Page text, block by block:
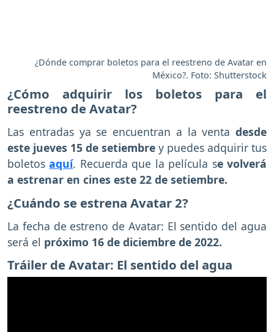
¿Dónde comprar boletos para el reestreno de Avatar en
México?. Foto: Shutterstock
¿Cómo adquirir los boletos para el
reestreno de Avatar?
Las entradas ya se encuentran a la venta desde
este jueves 15 de setiembre y puedes adquirir tus
boletosaquí. Recuerda que la película se volverá
a estrenar en cines este 22 de setiembre.
¿Cuándo se estrena Avatar 2?
La fecha de estreno de Avatar: El sentido del agua
será el próximo 16 de diciembre de 2022.
Tráiler de Avatar: El sentido del agua